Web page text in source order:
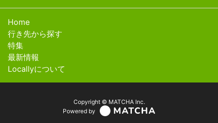
Home
行き先から探す
特集
最新情報
Locallyについて
Copyright © MATCHA Inc.
Powered by